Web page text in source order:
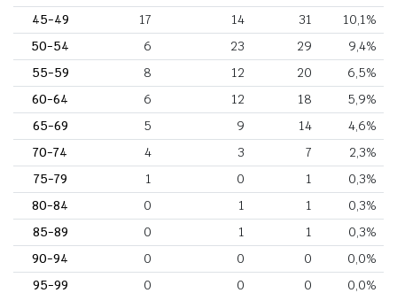
45-49
17 14 31
10,1%
50-54
6 23 29
9,4%
55-59
8 12 20
6,5%
60-64
6 12 18
5,9%
65-69
5 9 14
4,6%
70-74
4 3 7
2,3%
75-79
1 0 1
0,3%
80-84
0 1 1
0,3%
85-89
0 1 1
0,3%
90-94
0 0 0
0,0%
95-99
0 0 0
0,0%